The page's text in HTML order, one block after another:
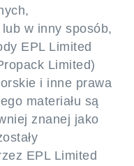
w inny sposób,
EPL Limited
Limited)
i inne prawa
materiału są
znanej jako
EPL Limited